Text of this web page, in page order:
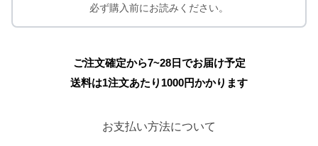
必ず購入前にお読みください。
ご注文確定から7~28日でお届け予定
送料は1注文あたり 1000円かかります
お支払い方法について